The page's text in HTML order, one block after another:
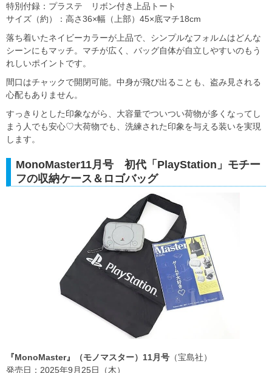
特別付録：プラステ リボン付き上品トート
サイズ（約）：高さ36×幅（上部）45×底マチ18cm
落ち着いたネイビーカラーが上品で、シンプルなフォルムはどんな
シーンにもマッチ。マチが広く、バッグ自体が自立しやすいのもう
れしいポイントです。
間口はチャックで開閉可能。中身が飛び出ることも、盗み見される
心配もありません。
すっきりとした印象ながら、大容量でついつい荷物が多くなってし
まう人でも安心♡大荷物でも、洗練された印象を与える装いを実現
します。
MonoMaster11月号 初代「PlayStation」モチー
フの収納ケース＆ロゴバッグ
『MonoMaster』（モノマスター）11月号 （宝島社）
発売日：2025年9月25日（木）